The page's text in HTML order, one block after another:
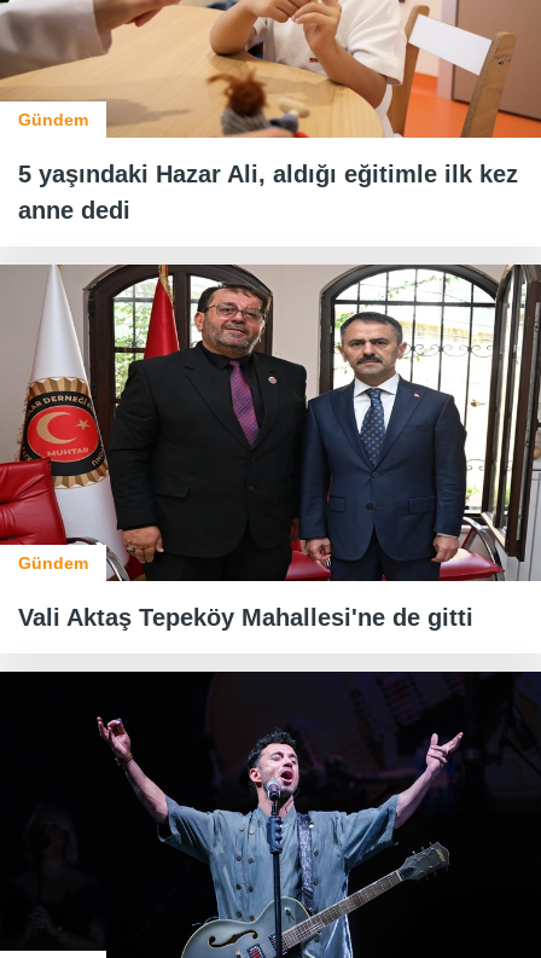
Gündem
5 yaşındaki Hazar Ali, aldığı eğitimle ilk kez
anne dedi
Gündem
Vali Aktaş Tepeköy Mahallesi'ne de gitti